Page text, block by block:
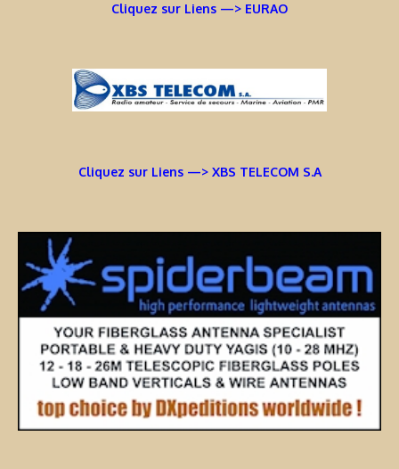
Cliquez sur Liens —> EURAO
Cliquez sur Liens —> XBS TELECOM S.A